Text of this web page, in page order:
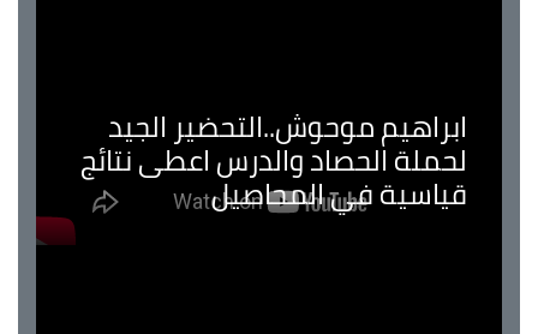
ابراهيم موحوش..التحضير الجيد
لحملة الحصاد والدرس اعطى نتائج
قياسية في المحاصيل